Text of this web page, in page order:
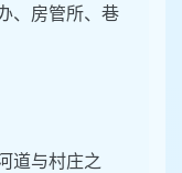
、房管所、巷
道与村庄之